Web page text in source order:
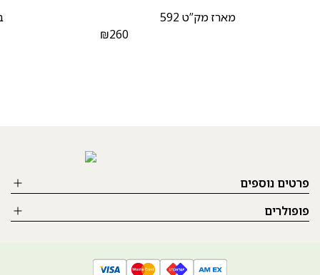
מארז מק”ט 592
₪260
פרטים נוספים
פופולרים